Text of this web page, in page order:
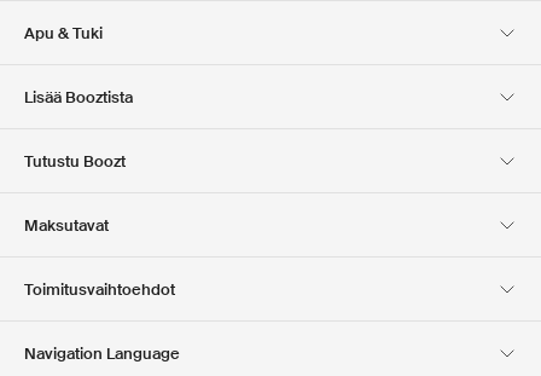
Apu & Tuki
Lisää Booztista
Club Boozt
Tutustu Boozt
Lehdistö ja palkinnot
Maksutavat
Toimitusvaihtoehdot
Navigation Language